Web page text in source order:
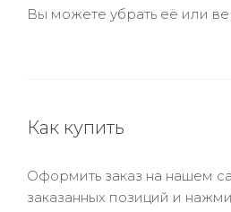
Вы можете убрать её или
Как купить
Оформить заказ на нашем
заказанных позиций и